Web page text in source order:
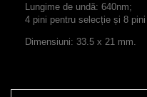
Lungime de undă: 640nm;
4 pini pentru selecție și 8
Dimensiuni: 33.5 x 21 mm.